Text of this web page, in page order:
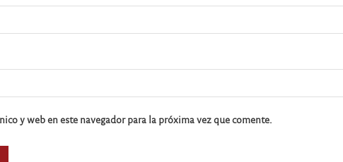
y web en este navegador para la próxima vez que comente.